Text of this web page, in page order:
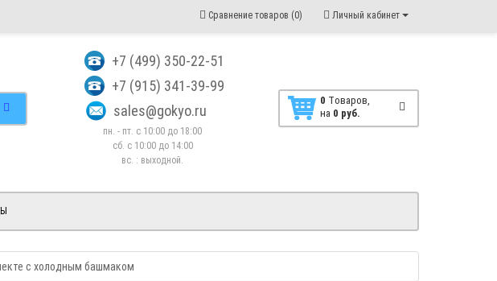
Личный кабинет
Сравнение товаров (0)
+7 (499) 350-22-51
+7 (915) 341-39-99
sales@gokyo.ru
пн. - пт. с 10:00 до 18:00
сб. c 10:00 до 14:00
вс. : выходной.
0 Tоваров,
на 0 руб.
с холодным башмаком